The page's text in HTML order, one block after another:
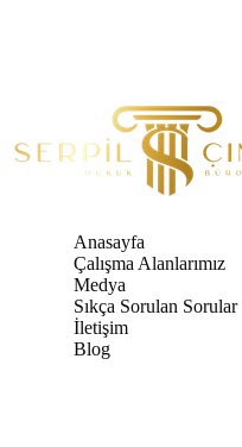
Anasayfa
Çalışma Alanlarımız
Medya
Sıkça Sorulan Sorular
İletişim
Blog